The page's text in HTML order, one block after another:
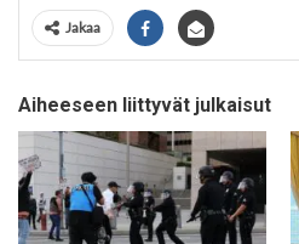
Jakaa
Aiheeseen liittyvät julkaisut